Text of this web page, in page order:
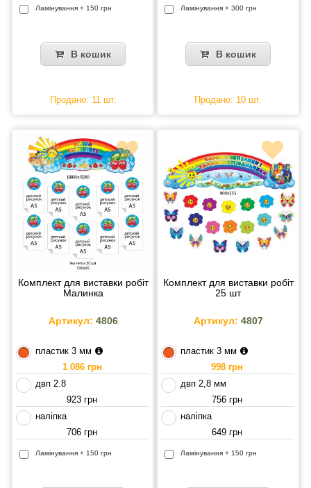
Ламінування + 150 грн
В кошик
Продано: 11 шт.
Ламінування + 300 грн
В кошик
Продано: 10 шт.
Комплект для виставки робіт
Малинка
Артикул: 4806
пластик 3 мм
1 086 грн
двп 2.8
923 грн
наліпка
706 грн
Ламінування + 150 грн
Комплект для виставки робіт
25 шт
Артикул: 4807
пластик 3 мм
998 грн
двп 2,8 мм
756 грн
наліпка
649 грн
Ламінування + 150 грн